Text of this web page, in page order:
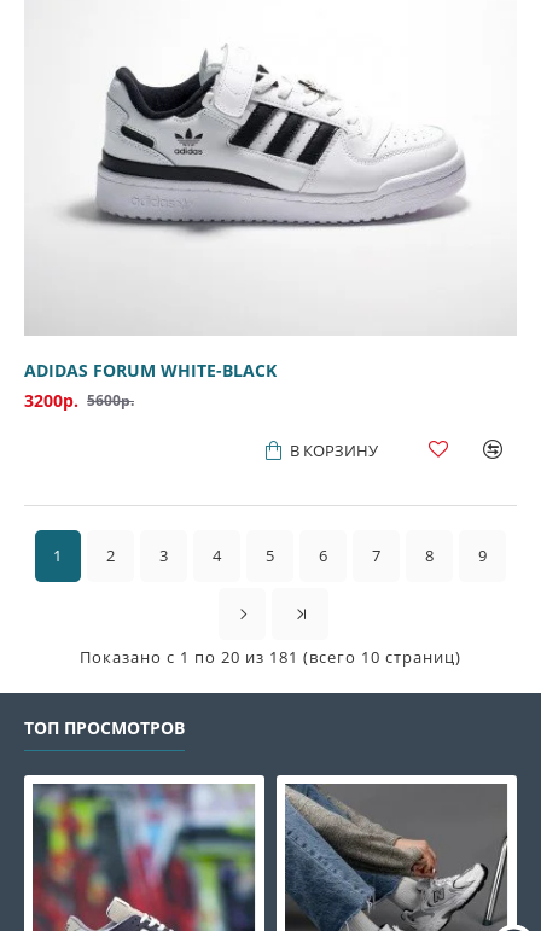
ADIDAS FORUM WHITE-BLACK
3200р. 5600р.
В КОРЗИНУ
1 2 3 4 5 6 7 8 9
Показано с 1 по 20 из 181 (всего 10 страниц)
ТОП ПРОСМОТРОВ